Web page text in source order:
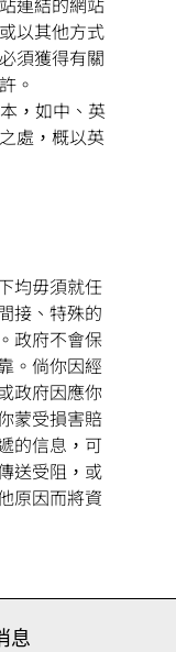
以其他方式
須獲得有關
。
，如中、英
處，概以英
均毋須就任
接、特殊的
政府不會保
。倘你因經
政府因應你
蒙受損害賠
的信息，可
送受阻，或
原因而將資
息